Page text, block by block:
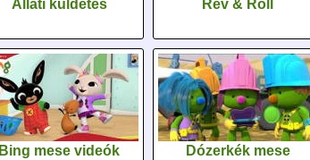
Állati küldetés Rev & Roll
Bing mese videók Dózerkék mese